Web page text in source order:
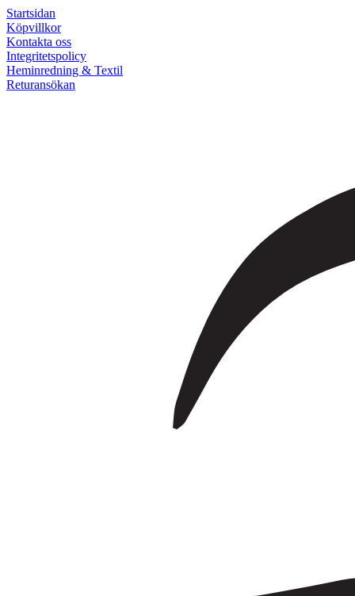
Startsidan
Köpvillkor
Kontakta oss
Integritetspolicy
Heminredning & Textil
Returansökan